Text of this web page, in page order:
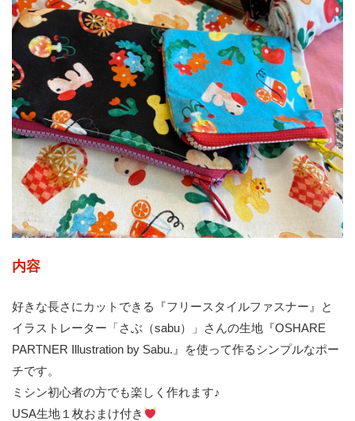
内容
好きな長さにカットできる『フリースタイルファスナー』と
イラストレーター「さぶ（sabu）」さんの生地『OSHARE
PARTNER Illustration by Sabu.』を使って作るシンプルなポー
チです。
ミシン初心者の方でも楽しく作れます♪
USA生地１枚おまけ付き